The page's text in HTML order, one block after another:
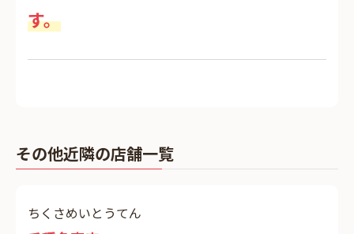
す。
その他近隣の店舗一覧
ちくさめいとうてん